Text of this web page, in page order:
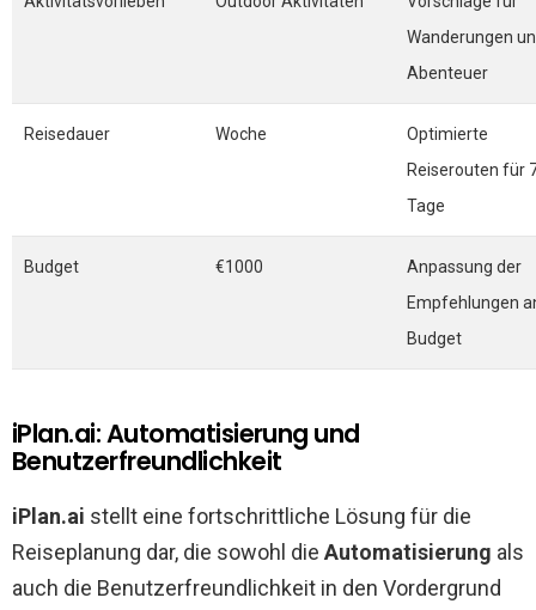
Wanderungen
Abenteuer
Reisedauer Woche
Optimierte
Reiserouten für
Tage
Budget €1000
Anpassung der
Empfehlungen
Budget
iPlan.ai: Automatisierung und
Benutzerfreundlichkeit
iPlan.ai stellt eine fortschrittliche Lösung für die
Reiseplanung dar, die sowohl die Automatisierung als
auch die Benutzerfreundlichkeit in den Vordergrund